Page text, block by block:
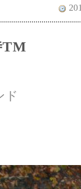
TM
ド